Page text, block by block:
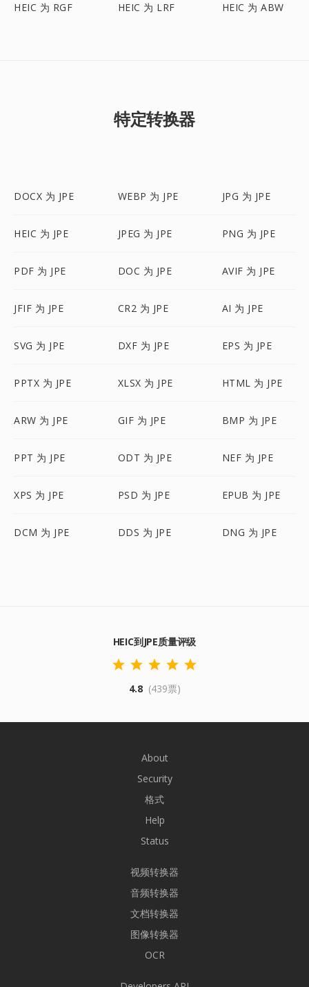
HEIC 为 RGF HEIC 为 LRF HEIC 为 ABW
特定转换器
DOCX 为 JPE WEBP 为 JPE JPG 为 JPE
HEIC 为 JPE JPEG 为 JPE PNG 为 JPE
PDF 为 JPE DOC 为 JPE AVIF 为 JPE
JFIF 为 JPE CR2 为 JPE AI 为 JPE
SVG 为 JPE DXF 为 JPE EPS 为 JPE
PPTX 为 JPE XLSX 为 JPE HTML 为 JPE
ARW 为 JPE GIF 为 JPE BMP 为 JPE
PPT 为 JPE ODT 为 JPE NEF 为 JPE
XPS 为 JPE PSD 为 JPE EPUB 为 JPE
DCM 为 JPE DDS 为 JPE DNG 为 JPE
HEIC到JPE质量评级
4.8 (439票)
About
Security
格式
Help
Status
视频转换器
音频转换器
文档转换器
图像转换器
OCR